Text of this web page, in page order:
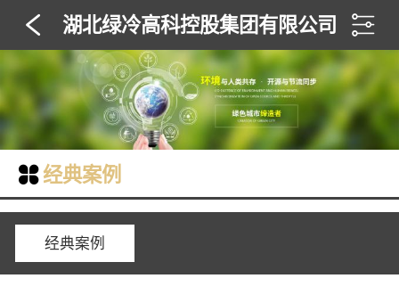
湖北绿冷高科控股集团有限公司
经典案例
经典案例